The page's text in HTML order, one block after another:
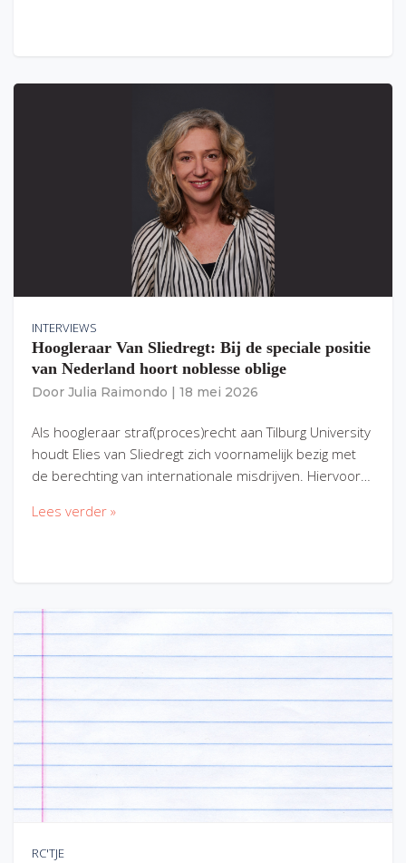
INTERVIEWS
Hoogleraar Van Sliedregt: Bij de speciale positie
van Nederland hoort noblesse oblige
Door Julia Raimondo 18 mei 2026
Als hoogleraar straf(proces)recht aan Tilburg University
houdt Elies van Sliedregt zich voornamelijk bezig met
de berechting van internationale misdrijven. Hiervoor…
Lees verder »
RC'TJE